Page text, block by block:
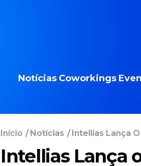
Notícias Coworkings
Início /Notícias / Intellias Lança
Intellias Lança